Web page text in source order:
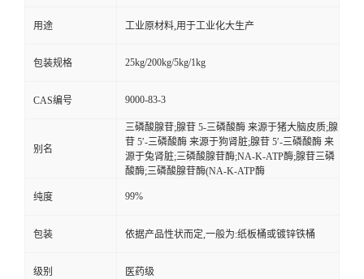
用途 工业原材料,用于工业化大生产
包装规格 25kg/200kg/5kg/1kg
CAS编号 9000-83-3
别名
三磷酸腺苷;腺苷 5-三磷酸酶 来源于猪大脑皮质;腺
苷 5′-三磷酸酶 来源于狗肾脏;腺苷 5′-三磷酸酶 来
源于兔肾脏;三磷酸腺苷酶;NA-K-ATP酶;腺苷三磷
酸酶;三磷酸腺苷酶(NA-K-ATP酶
纯度 99%
包装 依据产品性状而定,一般为:纸板桶或镀锌铁桶
级别 医药级